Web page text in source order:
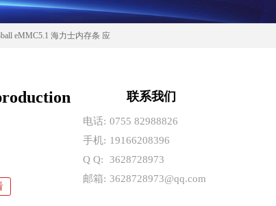
平板 5G
eMMC5.1 海力士内存条 应
用医疗
8G FBGA LPDDR4 美光
平板 5G
eMMC5.1 海力士内存条 应
用医疗
8G FBGA LPDDR4 美光
32G FBGA LPDDR4 美光
联系我们
电话: 0755 82988826
手机: 19166208396
Q Q:
3628728973
邮箱: 3628728973@qq.com